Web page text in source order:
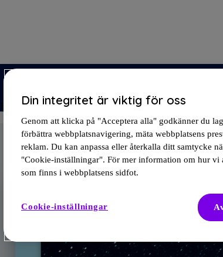
kan du hitta ytterligare information som kan vara till
Din integritet är viktig för oss
Genom att klicka på "Acceptera alla" godkänner du
förbättra webbplatsnavigering, mäta webbplatsens
reklam. Du kan anpassa eller återkalla ditt samtycke
"Cookie-inställningar". För mer information om hur vi
som finns i webbplatsens sidfot.
Cookie-inställningar